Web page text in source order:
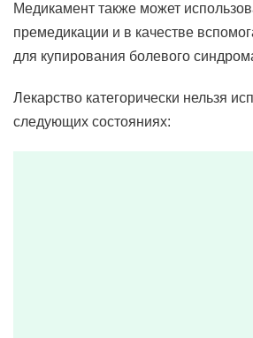
Медикамент также может
премедикации и в качестве
для купирования болевого
Лекарство категорически нельзя
следующих состояниях: